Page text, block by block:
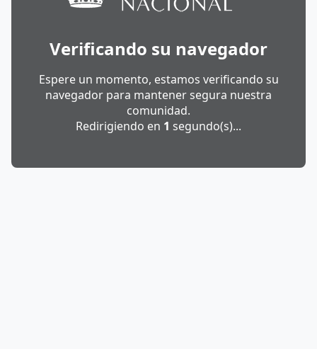
Verificando su navegador
Espere un momento, estamos verificando su
navegador para mantener segura nuestra
comunidad.
Redirigiendo en 1 segundo(s)...